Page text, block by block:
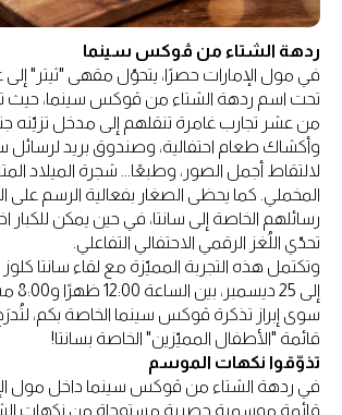
ردهة الشتاء من ڤوكس سينما
في مول الإمارات حصرًا، يتحوّل مقهى "ثيتر"
تحت اسم ردهة الشتاء من ڤوكس سينما، حيث
من عشر تجارب غامرة تنقلهم إلى مدخل تزيّنه
وأكشاك طعام احتفالية، وصندوق بريد لرسائل
لالتقاط أجمل الصور، وطبعًا... شجرة الميلاد
المخملي. كما يحظى الصغار بفعالية الرسم على
رسائلهم الخاصة إلى سانتا، في حين يمكن للكبار
تحدّي اللُغز الرقمي الاحتفالي التفاعلي.
إلى
سوى إبراز تذكرة ڤوكس سينما الخاصة بكم،
قائمة "الأطفال المميّزين" الخاصة بسانتا!
تذوّقوا نكهات الموسم
في ردهة الشتاء من ڤوكس سينما داخل مول
قائمة موسمية حصرية مستوحاة من نكهات